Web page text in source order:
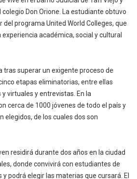
Don Orione. La estudiante obtuvo
del programa United World Colleges, que
académica, social y cultural
tras superar un exigente proceso de
etapas eliminatorias, entre ellas
virtuales y entrevistas. En la
cerca de 1000 jóvenes de todo el país y
elegidos, de los cuales dos son
residirá durante dos años en la ciudad
donde convivirá con estudiantes de
podrá elegir las materias que cursará. El